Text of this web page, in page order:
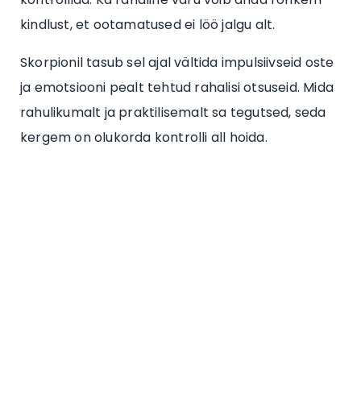
kindlust, et ootamatused ei löö jalgu alt.
Skorpionil tasub sel ajal vältida impulsiivseid oste
ja emotsiooni pealt tehtud rahalisi otsuseid. Mida
rahulikumalt ja praktilisemalt sa tegutsed, seda
kergem on olukorda kontrolli all hoida.